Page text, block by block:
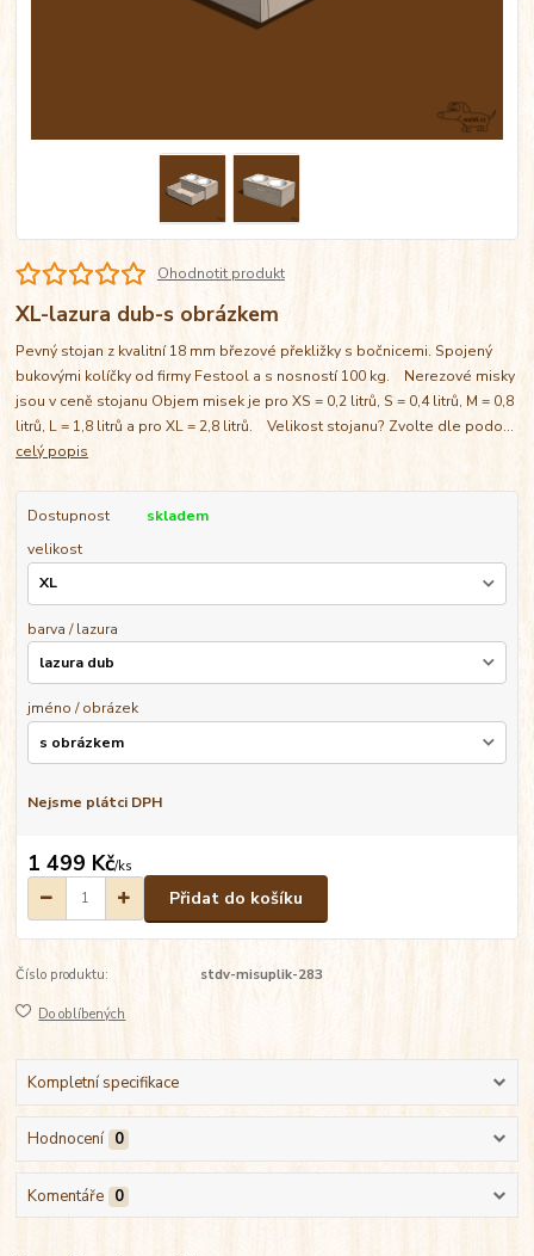
Ohodnotit produkt
XL-lazura dub-s obrázkem
Pevný stojan z kvalitní 18 mm březové překližky s bočnicemi. Spojený
bukovými kolíčky od firmy Festool a s nosností 100 kg. Nerezové misky
jsou v ceně stojanu Objem misek je pro XS = 0,2 litrů, S = 0,4 litrů, M = 0,8
litrů, L = 1,8 litrů a pro XL = 2,8 litrů. Velikost stojanu? Zvolte dle podo...
celý popis
Dostupnost
skladem
velikost
barva / lazura
jméno / obrázek
Nejsme plátci DPH
1 499 Kč/ks
Přidat do košíku
Číslo produktu: stdv-misuplik-283
Do oblíbených
Kompletní specifikace
Hodnocení 0
Komentáře 0